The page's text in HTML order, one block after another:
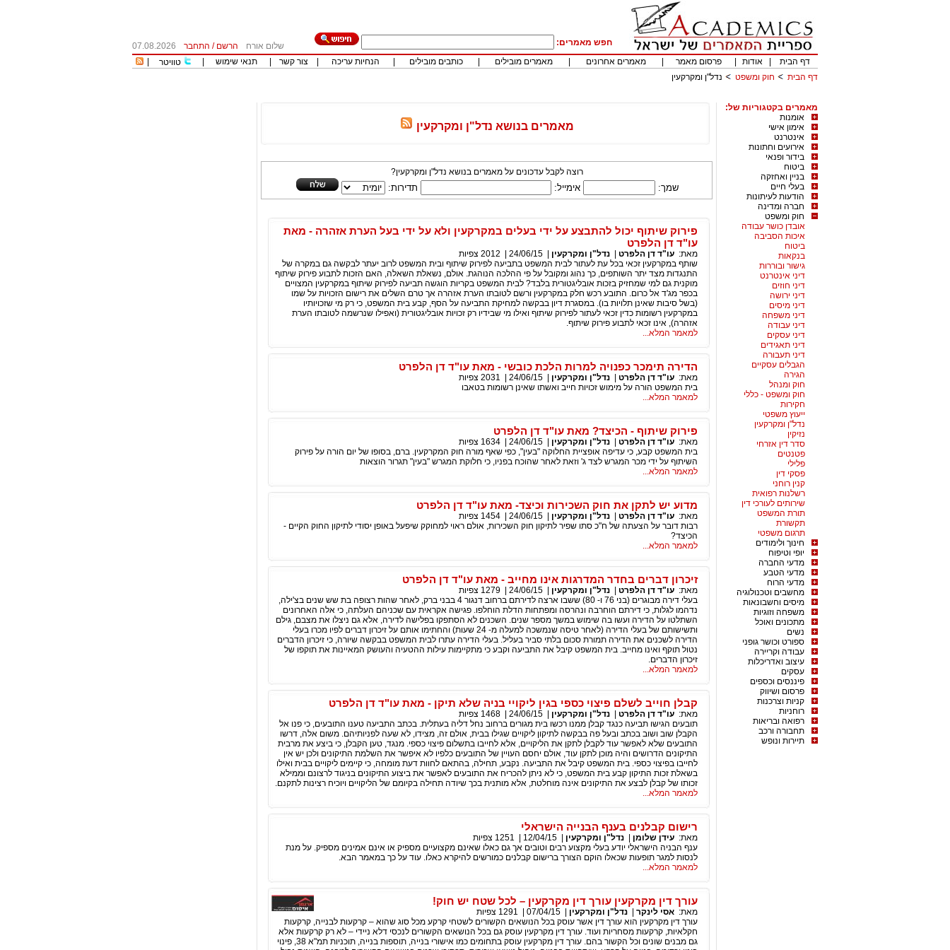
חפש מאמרים: שלום אורח הרשם / התחבר
07.08.2026
דף הבית
אודות פרסום מאמר מאמרים אחרונים מאמרים מובילים כותבים מובילים הנחיות עריכה צור קשר תנאי שימוש טוויטר
דף הבית
חוק ומשפט נדל"ן ומקרקעין
מאמרים בקטגוריות של:
אומנות
אימון אישי
אינטרנט
אירועים וחתונות
בידור ופנאי
ביטוח
בניין ואחזקה
בעלי חיים
הודעות לעיתונות
חברה ומדינה
חוק ומשפט
אובדן כושר עבודה
איכות הסביבה
ביטוח
בנקאות
גישור ובוררות
דיני אינטרנט
דיני חוזים
דיני ירושה
דיני מיסים
דיני משפחה
דיני עבודה
דיני עסקים
דיני תאגידים
דיני תעבורה
הגבלים עסקיים
הגירה
חוק ומנהל
חוק ומשפט - כללי
חקירות
ייעוץ משפטי
נדל"ן ומקרקעין
נזיקין
סדר דין אזרחי
פטנטים
פלילי
פסקי דין
קנין רוחני
רשלנות רפואית
שירותים לעורכי דין
תורת המשפט
תקשורת
תרגום משפטי
חינוך ולימודים
יופי וטיפוח
מדעי החברה
מדעי הטבע
מדעי הרוח
מחשבים וטכנולוגיה
מיסים וחשבונאות
משפחה וזוגיות
מתכונים ואוכל
נשים
ספורט וכושר גופני
עבודה וקריירה
עיצוב ואדריכלות
עסקים
פיננסים וכספים
פרסום ושיווק
קניות וצרכנות
רוחניות
רפואה ובריאות
תחבורה ורכב
תיירות ונופש
מאמרים בנושא נדל"ן ומקרקעין
רוצה לקבל עדכונים על מאמרים בנושא נדל"ן ומקרקעין?
שמך: אימייל: תדירות:
פירוק שיתוף יכול להתבצע על ידי בעלים במקרקעין ולא על ידי בעל הערת אזהרה - מאת
עו"ד דן הלפרט
מאת: עו"ד דן הלפרט נדל"ן ומקרקעין 24/06/15
2012 צפיות
שותף במקרקעין זכאי בכל עת לעתור לבית המשפט בתביעה לפירוק שיתוף ובית המשפט לרוב יעתר לבקשה גם במקרה של
התנגדות מצד יתר השותפים, כך נהוג ומקובל על פי ההלכה הנוהגת. אולם, נשאלת השאלה, האם הזכות לתבוע פירוק שיתוף
מוקנית גם למי שמחזיק בזכות אובליגטורית בלבד? לבית המשפט בקריות הוגשה תביעה לפירוק שיתוף במקרקעין המצויים
בכפר מג'ד אל כרום. התובע רכש חלק במקרקעין ורשם לטובתו הערת אזהרה אך טרם השלים את רישום הזכויות על שמו
(בשל סיבות שאינן תלויות בו). במסגרת דיון בבקשה למחיקת התביעה על הסף, קבע בית המשפט, כי רק מי שזכויותיו
במקרקעין רשומות כדין זכאי לעתור לפירוק שיתוף ואילו מי שבידיו רק זכויות אובליגטורית (ואפילו שנרשמה לטובתו הערת
אזהרה), אינו זכאי לתבוע פירוק שיתוף.
למאמר המלא...
הדירה תימכר כפנויה למרות הלכת כובשי - מאת עו"ד דן הלפרט
מאת: עו"ד דן הלפרט נדל"ן ומקרקעין 24/06/15
2031 צפיות
בית המשפט הורה על מימוש זכויות חייב ואשתו שאינן רשומות בטאבו
למאמר המלא...
פירוק שיתוף - הכיצד? מאת עו"ד דן הלפרט
מאת: עו"ד דן הלפרט נדל"ן ומקרקעין 24/06/15
1634 צפיות
בית המשפט קבע, כי עדיפה אופציית החלוקה "בעין", כפי שאף מורה חוק המקרקעין. ברם, בסופו של יום הורה על פירוק
השיתוף על ידי מכר המגרש לצד ג' וזאת לאחר שהוכח בפניו, כי חלוקת המגרש "בעין" תגרור הוצאות
למאמר המלא...
מדוע יש לתקן את חוק השכירות וכיצד- מאת עו"ד דן הלפרט
מאת: עו"ד דן הלפרט נדל"ן ומקרקעין 24/06/15
1454 צפיות
רבות דובר על הצעתה של ח"כ סתו שפיר לתיקון חוק השכירות, אולם ראוי למחוקק שיפעל באופן יסודי לתיקון החוק הקיים -
הכיצד?
למאמר המלא...
זיכרון דברים בחדר המדרגות אינו מחייב - מאת עו"ד דן הלפרט
מאת: עו"ד דן הלפרט נדל"ן ומקרקעין 24/06/15
1279 צפיות
בעלי דירה מבוגרים (בני 76 ו- 80) ששבו ארצה לדירתם ברחוב דנגור 4 בבני ברק, לאחר שהות רצופה בת שש שנים בצ'ילה,
נדהמו לגלות, כי דירתם הוחרבה ונהרסה ומפתחות הדלת הוחלפו. פגישה אקראית עם שכניהם העלתה, כי אלה האחרונים
השתלטו על הדירה ועשו בה שימוש במשך מספר שנים. השכנים לא הסתפקו בפלישה לדירה, אלא גם ניצלו את מצבם, גילם
ותשישותם של בעלי הדירה (לאחר טיסה שנמשכה למעלה מ- 24 שעות) והחתימו אותם על זיכרון דברים לפיו מכרו בעלי
הדירה לשכנים את הדירה תמורת סכום בלתי סביר בעליל. בעלי הדירה עתרו לבית המשפט בבקשה שיורה, כי זיכרון הדברים
נטול תוקף ואינו מחייב. בית המשפט קיבל את התביעה וקבע כי מתקיימות עילות ההטעיה והעושק המאיינות את תוקפו של
זיכרון הדברים.
למאמר המלא...
קבלן חוייב לשלם פיצוי כספי בגין ליקויי בניה שלא תיקן - מאת עו"ד דן הלפרט
מאת: עו"ד דן הלפרט נדל"ן ומקרקעין 24/06/15
1468 צפיות
תובעים הגישו תביעה כנגד קבלן ממנו רכשו בית מגורים ברחוב נחל דליה בעתלית. בכתב התביעה טענו התובעים, כי פנו אל
הקבלן שוב ושוב בכתב ובעל פה בבקשה לתיקון ליקויים שגילו בבית, אולם זה, מצידו, לא שעה לפניותיהם. משום אלה, דרשו
התובעים שלא לאפשר עוד לקבלן לתקן את הליקויים, אלא לחייבו בתשלום פיצוי כספי. מנגד, טען הקבלן, כי ביצע את מרבית
התיקונים הדרושים והיה מוכן לתקן עוד, אולם יחסם העויין של התובעים כלפיו לא איפשר את השלמת התיקונים ולכן יש אין
לחייבו בפיצוי כספי. בית המשפט קיבל את התביעה. נקבע, תחילה, בהתאם לחוות דעת מומחה, כי קיימים ליקויים בבית ואילו
בשאלת זכות התיקון קבע בית המשפט, כי לא ניתן להכריח את התובעים לאפשר את ביצוע התיקונים בניגוד לרצונם וממילא
זכותו של קבלן לבצע את התיקונים אינה מוחלטת, אלא מותנית בכך שיודה תחילה בקיומם של הליקויים ויוכיח רצינות לתקנם.
למאמר המלא...
רישום קבלנים בענף הבנייה הישראלי
מאת: עידן שלומן נדל"ן ומקרקעין 12/04/15
1251 צפיות
ענף הבניה הישראלי יודע בעלי מקצוע רבים וטובים אך גם כאלו שאינם מקצועיים מספיק או אינם אמינים מספיק. על מנת
לנסות למגר תופעות שכאלו הוקם הצורך ברישום קבלנים כמורשים להיקרא כאלו. עוד על כך במאמר הבא.
למאמר המלא...
עורך דין מקרקעין עורך דין מקרקעין – לכל שטח יש חוק!
מאת: אסי לינקר נדל"ן ומקרקעין 07/04/15
1291 צפיות
עורך דין מקרקעין הוא עורך דין אשר עוסק בכל הנושאים הקשורים לשטחי קרקע מכל סוג שהוא – קרקעות לבנייה, קרקעות
חקלאיות, קרקעות מסחריות ועוד. עורך דין מקרקעין עוסק גם בכל הנושאים הקשורים לנכסי דלא ניידי – לא רק קרקעות אלא
גם מבנים שונים וכל הקשור בהם. עורך דין מקרקעין עוסק בתחומים כמו אישורי בנייה, תוספות בנייה, תוכניות תמ"א 38, פינוי